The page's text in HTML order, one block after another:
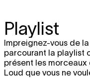
Playlist
Impreignez-vous de
parcourant la playlist
présent les morceaux
Loud que vous ne